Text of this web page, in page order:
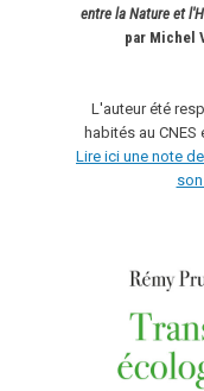
entre la Nature et
par Michel
L'auteur été
habités au CNES
Lire ici une note